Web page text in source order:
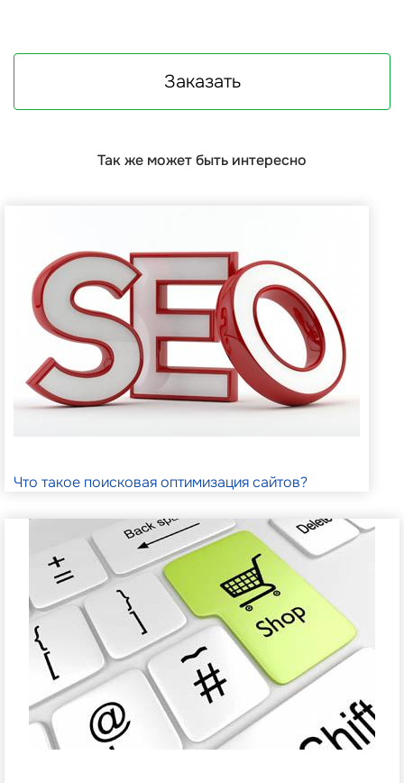
Заказать
Так же может быть интересно
Что такое поисковая оптимизация сайтов?